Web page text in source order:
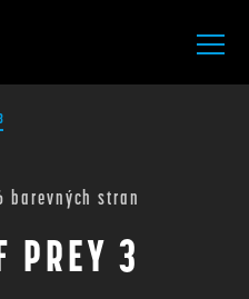
barevných stran
PREY 3